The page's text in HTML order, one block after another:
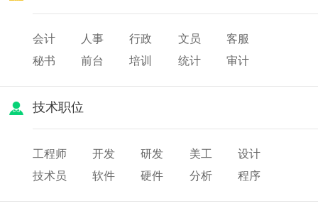
会计 人事 行政 文员
客服
秘书
前台 培训 统计
审计
技术职位
工程师 开发 研发 美工
设计
技术员
软件 硬件 分析 程序